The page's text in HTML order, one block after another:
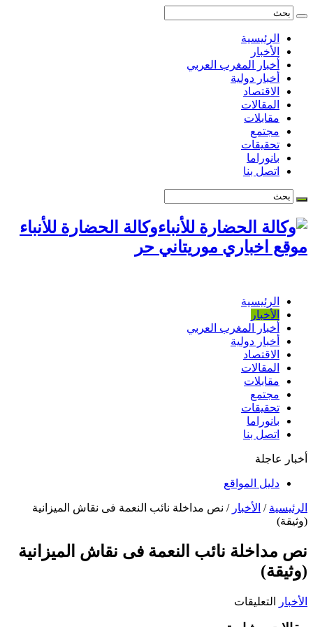
الرئيسية
الأخبار
أخبار المغرب العربي
أخبار دولية
الاقتصاد
المقالات
مقابلات
مجتمع
تحقيقات
بانوراما
اتصل بنا
وكالة الحضارة للأنباء
موقع اخباري موريتاني حر
الرئيسية
الأخبار
أخبار المغرب العربي
أخبار دولية
الاقتصاد
المقالات
مقابلات
مجتمع
تحقيقات
بانوراما
اتصل بنا
أخبار عاجلة
دليل المواقع
الرئيسية / الأخبار / نص مداخلة نائب النعمة فى نقاش الميزانية
(وثيقة)
نص مداخلة نائب النعمة فى نقاش الميزانية
(وثيقة)
الأخبار التعليقات